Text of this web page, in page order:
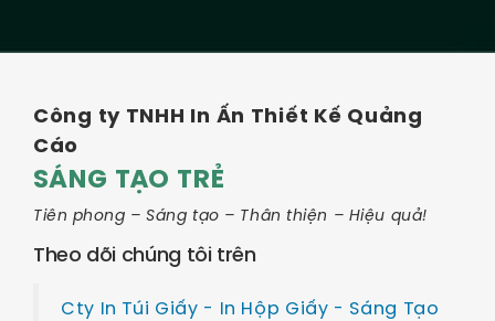
Công ty TNHH In Ấn Thiết Kế Quảng
Cáo
SÁNG TẠO TRẺ
Tiên phong – Sáng tạo – Thân thiện – Hiệu quả!
Theo dõi chúng tôi trên
Cty In Túi Giấy - In Hộp Giấy - Sáng Tạo